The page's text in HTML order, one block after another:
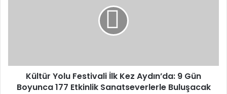
Boyunca
Etkinlik
Kültür Yolu Festivali İlk Kez Aydın’da: 9 Gün
Boyunca 177 Etkinlik Sanatseverlerle Buluşacak